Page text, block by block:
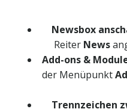
Newsbox
Reiter News
Add-ons &
der Menüpunkt
Trennzeichen